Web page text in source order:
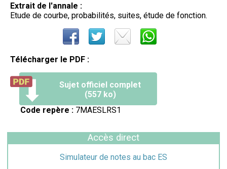
Extrait de l'annale :
Etude de courbe, probabilités, suites, étude de fonction.
Télécharger le PDF :
Sujet officiel complet
(557 ko)
Code repère : 7MAESLRS1
Accès direct
Simulateur de notes au bac ES